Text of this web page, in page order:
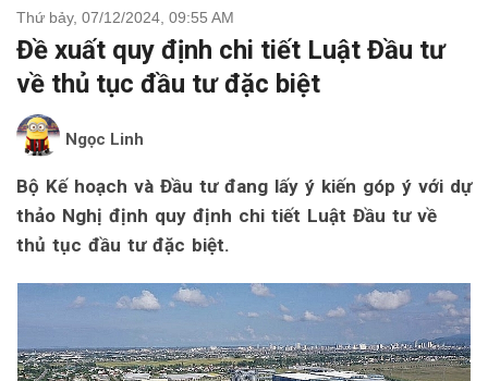
Thứ bảy, 07/12/2024, 09:55 AM
Đề xuất quy định chi tiết Luật Đầu tư
về thủ tục đầu tư đặc biệt
Ngọc Linh
Bộ Kế hoạch và Đầu tư đang lấy ý kiến góp ý với dự
thảo Nghị định quy định chi tiết Luật Đầu tư về
thủ tục đầu tư đặc biệt.